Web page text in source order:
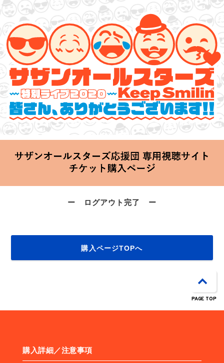
サザンオールスターズ 特別ライブ 2020
「Keep Smilin’～皆さん、ありがとうございます!!～」
2020.06.25 Thu 20:00 Start at 横浜アリーナ
ー ログアウト完了 ー
購入ページTOPへ
購入詳細／注意事項
PAGE TOP